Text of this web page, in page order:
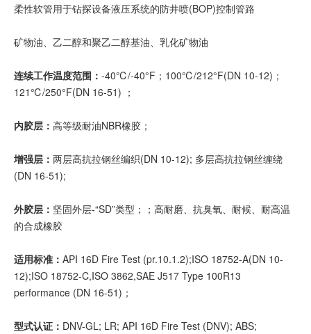
柔性软管用于钻探设备液压系统的防井喷(BOP)控制管路
矿物油、乙二醇和聚乙二醇基油、乳化矿物油
连续工作温度范围： -40℃/-40°F；100℃/212°F(DN 10-12)；
121℃/250°F(DN 16-51) ；
内胶层： 高等级耐油NBR橡胶；
增强层： 两层高抗拉钢丝编织(DN 10-12); 多层高抗拉钢丝缠绕
(DN 16-51);
外胶层： 坚固外层-“SD”类型；；高耐磨、抗臭氧、耐候、耐高温
的合成橡胶
适用标准： API 16D Fire Test (pr.10.1.2);ISO 18752-A(DN 10-
12);ISO 18752-C,ISO 3862,SAE J517 Type 100R13
performance (DN 16-51)；
型式认证： DNV-GL; LR; API 16D Fire Test (DNV); ABS;